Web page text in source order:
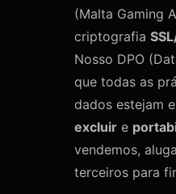
(Malta Gaming
criptografia
Nosso DPO
que todas as
dados estejam
excluir e
vendemos,
terceiros para